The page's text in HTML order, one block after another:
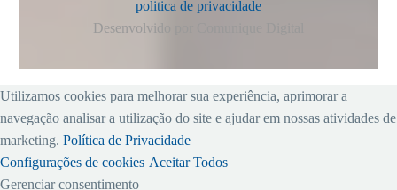
politica de privacidade
Desenvolvido por Comunique Digital
Utilizamos cookies para melhorar sua experiência, aprimorar a
navegação analisar a utilização do site e ajudar em nossas atividades de
marketing. Política de Privacidade
Configurações de cookies Aceitar Todos
Gerenciar consentimento